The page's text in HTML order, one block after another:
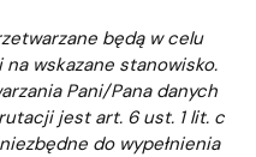
będą w celu
wskazane stanowisko.
Pani/Pana danych
jest art. 6 ust. 1 lit. c
do wypełnienia